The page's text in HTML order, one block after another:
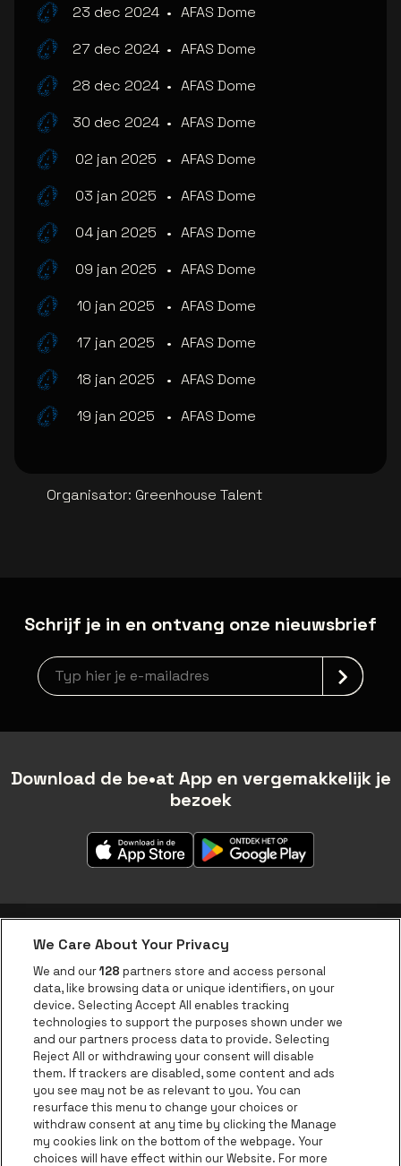
23 dec 2024 • AFAS Dome
27 dec 2024 • AFAS Dome
28 dec 2024 • AFAS Dome
30 dec 2024 • AFAS Dome
02 jan 2025
• AFAS Dome
03 jan 2025
• AFAS Dome
04 jan 2025
• AFAS Dome
09 jan 2025
• AFAS Dome
10 jan 2025
• AFAS Dome
17 jan 2025
• AFAS Dome
18 jan 2025
• AFAS Dome
19 jan 2025
• AFAS Dome
Organisator: Greenhouse Talent
Schrijf je in en ontvang onze nieuwsbrief
Nieuwsbrief aanmelding
Download de be•at App en vergemakkelijk je
bezoek
be•at app
be•at Corporate
be•at Business
Groepen
Helpcenter
Contact
Instagram
Facebook
Threads
TiktokYoutube
We Care About Your Privacy
We and our128 partners store and access personal
data, like browsing data or unique identifiers, on your
device. Selecting Accept All enables tracking
technologies to support the purposes shown under we
and our partners process data to provide. Selecting
Reject All or withdrawing your consent will disable
them. If trackers are disabled, some content and ads
you see may not be as relevant to you. You can
resurface this menu to change your choices or
withdraw consent at any time by clicking the Manage
my cookies link on the bottom of the webpage. Your
choices will have effect within our Website. For more